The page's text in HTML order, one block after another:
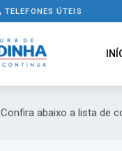
TELEFONES ÚTEIS
Confira abaixo a lista de